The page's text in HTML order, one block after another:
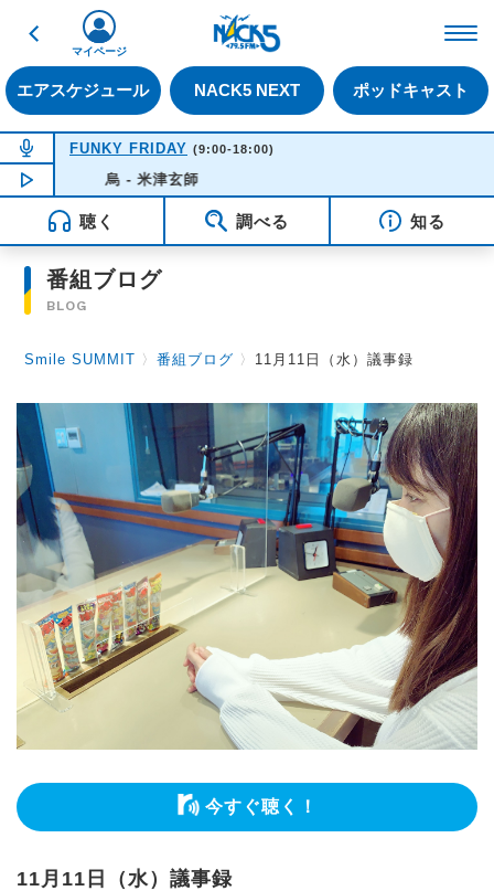
戻る
エアスケジュール NACK5 NEXT ポッドキャスト
マイページ
NOW ON AIR
FUNKY FRIDAY (9:00-18:00)
NOW PLAYING10:28
烏 - 米津玄師
聴く 調べる 知る
番組ブログ
BLOG
Smile SUMMIT 〉番組ブログ 〉 11月11日（水）議事録
今すぐ聴く！
11月11日（水）議事録